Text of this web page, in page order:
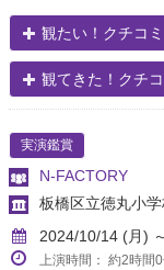
観たい！クチコ
観てきた！クチ
実演鑑賞
N-FACTORY
板橋区立徳丸小
2024/10/14 (月)
上演時間： 約2時間